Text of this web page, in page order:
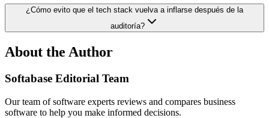
¿Cómo evito que el tech stack vuelva a inflarse después de la
auditoría?
About the Author
Softabase Editorial Team
Our team of software experts reviews and compares business
software to help you make informed decisions.